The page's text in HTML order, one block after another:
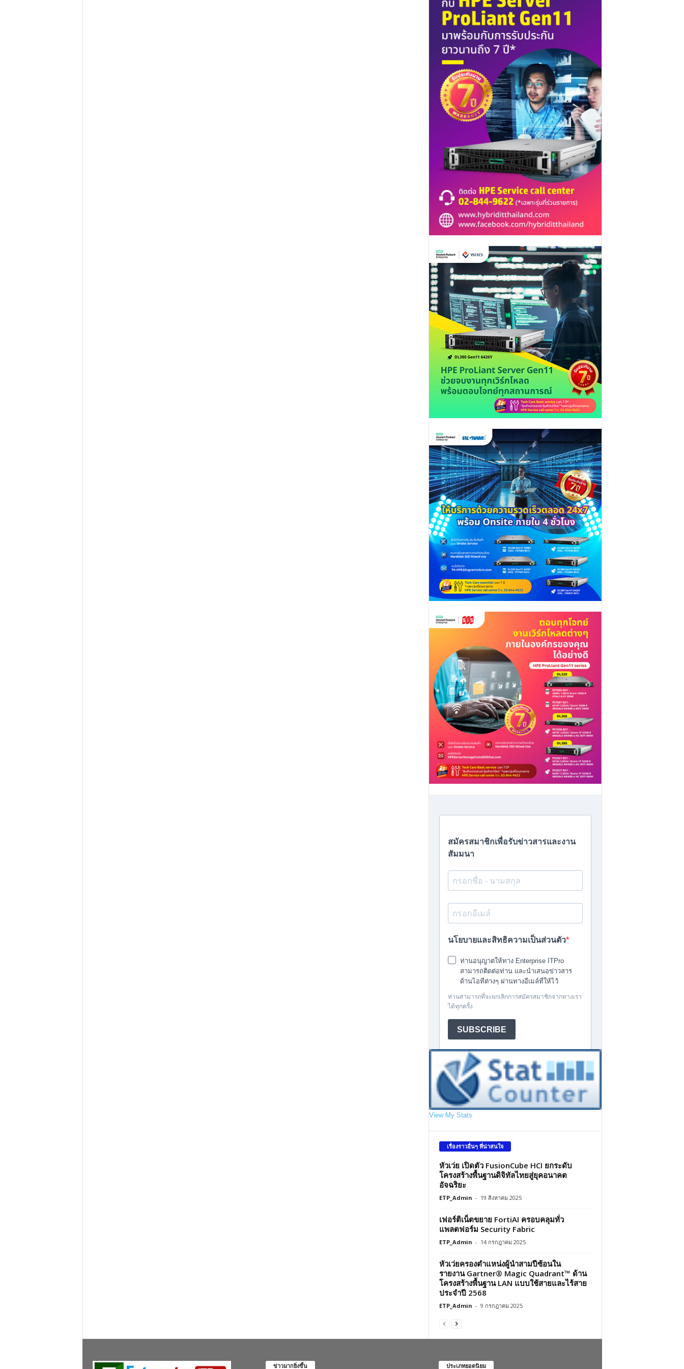
View My Stats
เรื่องราวอื่นๆ ที่น่าสนใจ
หัวเว่ย เปิดตัว FusionCube HCI ยกระดับ
โครงสร้างพื้นฐานดิจิทัลไทยสู่ยุคอนาคต
อัจฉริยะ
ETP_Admin - 19 สิงหาคม 2025
เฟอร์ติเน็ตขยาย FortiAI ครอบคลุมทั่ว
แพลตฟอร์ม Security Fabric
ETP_Admin - 14 กรกฎาคม 2025
หัวเว่ยครองตำแหน่งผู้นำสามปีซ้อนใน
รายงาน Gartner® Magic Quadrant™ ด้าน
โครงสร้างพื้นฐาน LAN แบบใช้สายและไร้สาย
ประจำปี 2568
ETP_Admin - 9 กรกฎาคม 2025
ข่าวมากยิ่งขึ้น ประเภทยอดนิยม